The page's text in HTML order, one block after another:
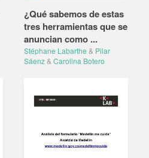
¿Qué sabemos de estas
tres herramientas que se
anuncian como ...
Stéphane Labarthe & Pilar
Sáenz& Carolina Botero